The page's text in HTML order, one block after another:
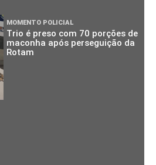
MOMENTO POLICIAL
Trio é preso com 70 porções de
maconha após perseguição da
Rotam